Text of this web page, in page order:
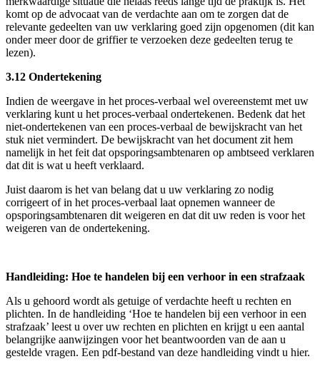
komt op de advocaat van de verdachte aan om te zorgen dat de
relevante gedeelten van uw verklaring goed zijn opgenomen (dit kan
onder meer door de griffier te verzoeken deze gedeelten terug te
lezen).
3.12 Ondertekening
Indien de weergave in het proces-verbaal wel overeenstemt met uw
verklaring kunt u het proces-verbaal ondertekenen. Bedenk dat het
niet-ondertekenen van een proces-verbaal de bewijskracht van het
stuk niet vermindert. De bewijskracht van het document zit hem
namelijk in het feit dat opsporingsambtenaren op ambtseed verklaren
dat dit is wat u heeft verklaard.
Juist daarom is het van belang dat u uw verklaring zo nodig
corrigeert of in het proces-verbaal laat opnemen wanneer de
opsporingsambtenaren dit weigeren en dat dit uw reden is voor het
weigeren van de ondertekening.
Handleiding: Hoe te handelen bij een verhoor in een strafzaak
Als u gehoord wordt als getuige of verdachte heeft u rechten en
plichten. In de handleiding ‘Hoe te handelen bij een verhoor in een
strafzaak’ leest u over uw rechten en plichten en krijgt u een aantal
belangrijke aanwijzingen voor het beantwoorden van de aan u
gestelde vragen. Een pdf-bestand van deze handleiding vindt u hier.